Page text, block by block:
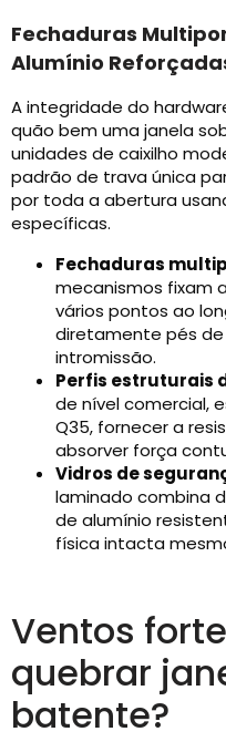
Fechaduras
Alumínio
A integridade do
quão bem uma janela
unidades de caixilho
padrão de trava única
por toda a abertura
específicas.
Fechaduras
mecanismos fixam
vários pontos ao
diretamente pés
intromissão.
Perfis estruturais
​​de nível comercial,
Q35, fornecer a
absorver força
Vidros de
laminado combina
de alumínio
física intacta
Ventos
quebrar
batente?